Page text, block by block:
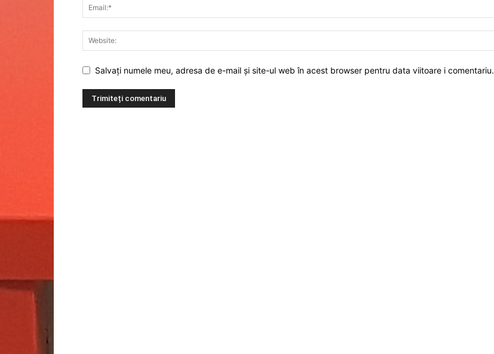
Salvați numele meu, adresa de e-mail și site-ul web în acest browser pentru data viitoare i comentariu.